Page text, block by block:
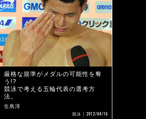
厳格な規準がメダルの可能性を奪
う!?
競泳で考える五輪代表の選考方
法。
生島淳
競泳 2012/04/16